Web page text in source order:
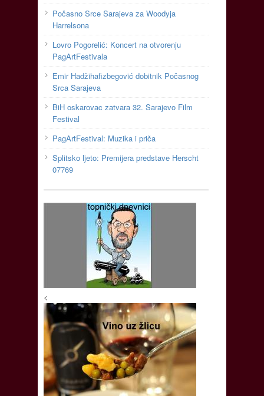
Počasno Srce Sarajeva za Woodyja
Harrelsona
Lovro Pogorelić: Koncert na otvorenju
PagArtFestivala
Emir Hadžihafizbegović dobitnik Počasnog
Srca Sarajeva
BiH oskarovac zatvara 32. Sarajevo Film
Festival
PagArtFestival: Muzika i priča
Splitsko ljeto: Premijera predstave Herscht
07769
<